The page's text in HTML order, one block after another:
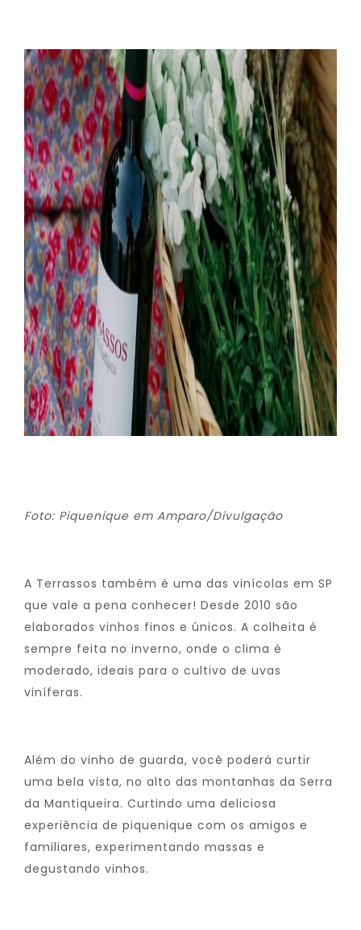
Foto: Piquenique em Amparo/Divulgação
A Terrassos também é uma das vinícolas em SP
que vale a pena conhecer! Desde 2010 são
elaborados vinhos finos e únicos. A colheita é
sempre feita no inverno, onde o clima é
moderado, ideais para o cultivo de uvas
viníferas.
Além do vinho de guarda, você poderá curtir
uma bela vista, no alto das montanhas da Serra
da Mantiqueira. Curtindo uma deliciosa
experiência de piquenique com os amigos e
familiares, experimentando massas e
degustando vinhos.